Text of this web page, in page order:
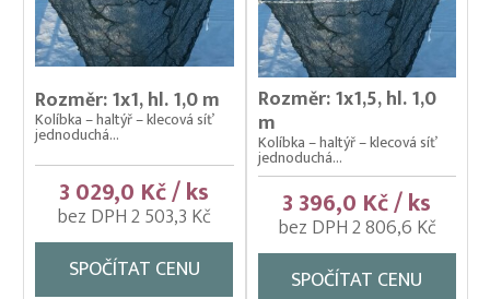
Kolíbky/haltýře – jednoduchý plovoucí rám
Kolíbky/haltýře jednoduché závěsné (klecové
sítě)
100 x 100 cm
100 x 150 cm
150 x 150 cm
150 x 200 cm
200 x 200 cm
Krycí sítě na kádě a bazény
Rozměr: 1x1, hl. 1,0 m
Kolíbka – haltýř – klecová síť
jednoduchá...
3 029,0 Kč / ks
bez DPH 2 503,3 Kč
SPOČÍTAT CENU
Rozměr: 1x1,5, hl. 1,0
m
Kolíbka – haltýř – klecová síť
jednoduchá...
3 396,0 Kč / ks
bez DPH 2 806,6 Kč
SPOČÍTAT CENU